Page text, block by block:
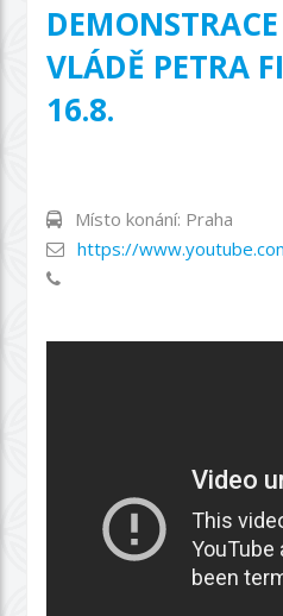
VLÁDĚ PETRA
16.8.
Místo konání: Praha
https://